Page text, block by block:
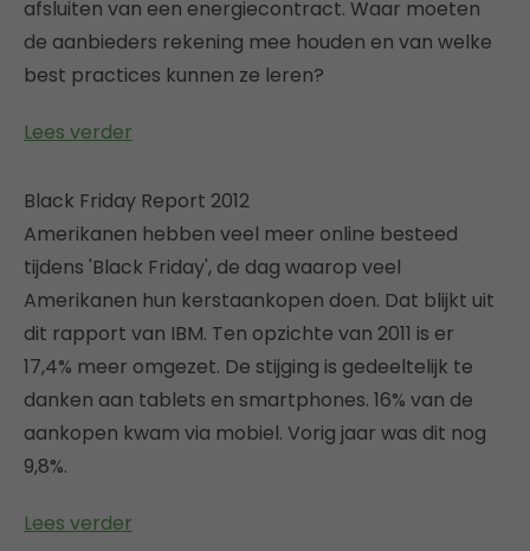
afsluiten van een energiecontract. Waar moeten
de aanbieders rekening mee houden en van welke
best practices kunnen ze leren?
Lees verder
Black Friday Report 2012
Amerikanen hebben veel meer online besteed
tijdens 'Black Friday', de dag waarop veel
Amerikanen hun kerstaankopen doen. Dat blijkt uit
dit rapport van IBM. Ten opzichte van 2011 is er
17,4% meer omgezet. De stijging is gedeeltelijk te
danken aan tablets en smartphones. 16% van de
aankopen kwam via mobiel. Vorig jaar was dit nog
9,8%.
Lees verder